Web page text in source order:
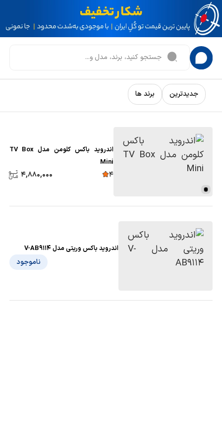
جدیدترین برند ها
اندروید باکس کلومن مدل TV Box
Mini
4
4,880,000
اندروید باکس وریتی مدل V-AB9114
ناموجود